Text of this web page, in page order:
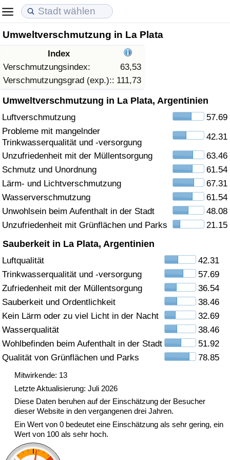
Umweltverschmutzung in La Plata
Index
Verschmutzungsindex:
63,53
Verschmutzungsgrad (exp.):: 111,73
Umweltverschmutzung in La Plata, Argentinien
Luftverschmutzung
57.69
Probleme mit mangelnder
Trinkwasserqualität und -versorgung
42.31
Unzufriedenheit mit der Müllentsorgung
63.46
Schmutz und Unordnung
61.54
Lärm- und Lichtverschmutzung
67.31
Wasserverschmutzung
61.54
Unwohlsein beim Aufenthalt in der Stadt
48.08
Unzufriedenheit mit Grünflächen und Parks
21.15
Sauberkeit in La Plata, Argentinien
Luftqualität
42.31
Trinkwasserqualität und -versorgung
57.69
Zufriedenheit mit der Müllentsorgung
36.54
Sauberkeit und Ordentlichkeit
38.46
Kein Lärm oder zu viel Licht in der Nacht
32.69
Wasserqualität
38.46
Wohlbefinden beim Aufenthalt in der Stadt
51.92
Qualität von Grünflächen und Parks
78.85
Mitwirkende: 13
Letzte Aktualisierung: Juli 2026
Diese Daten beruhen auf der Einschätzung der Besucher
dieser Website in den vergangenen drei Jahren.
Ein Wert von 0 bedeutet eine Einschätzung als sehr gering, ein
Wert von 100 als sehr hoch.
Lebenshaltungskosten
Lebenshaltungskosten-Index (aktuell)
Lebenshaltungskosten-Index
Lebenshaltungskosten-Index nach Land
in Akaba
Immobilienpreise
Immobilienpreis-Index (aktuell)
Immobilienpreis-Index
Immobilienpreis-Index nach Land
Lebensqualität
Lebensqualität-Index
Lebensqualität-Index (aktuell)
Lebensqualitätsindex nach Land
Kriminalität
Kriminalitäts-Index (aktuell)
Kriminalitäts-Index
Kriminalitätsindex nach Land
Gesundheitsversorgung
Gesundheitsversorgungs-Index (aktuell)
Gesundheitsversorgungs-Index
Gesundheitsversorgungs-Index nach Land
Umweltverschmutzung
Umweltverschmutzungs-Index (aktuell)
Verschmutzungsindex
Umweltverschmutzungs-Index nach Land
Verkehr